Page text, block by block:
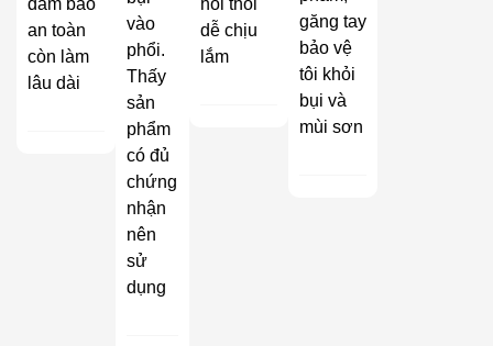
an toàn
còn làm
lâu dài
vào
phổi.
Thấy
sản
phẩm
có đủ
chứng
nhận
nên
sử
dụng
dễ chịu
lắm
găng tay
bảo vệ
tôi khỏi
bụi và
mùi sơn